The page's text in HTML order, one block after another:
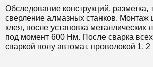
Обследование конструкций, разметка,
сверление алмазных станков. Монтаж
клея, после установка металлических
под момент 600 Нм. После сварка
сваркой полу автомат, проволокой 1,